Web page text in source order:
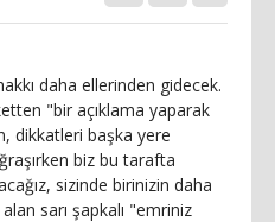
daha ellerinden gidecek.
"bir açıklama yaparak
dikkatleri başka yere
biz bu tarafta
sizinde birinizin daha
sarı şapkalı "emriniz